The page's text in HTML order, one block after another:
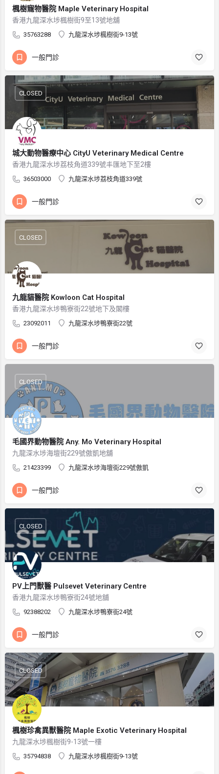
楓樹寵物醫院 Maple Veterinary Hospital
香港九龍深水埗楓樹街9至13號地舖
35763288 九龍深水埗楓樹街9-13號
一般門診
城大動物醫療中心 CityU Veterinary Medical Centre
香港九龍深水埗荔枝角道339號丰匯地下至2樓
36503000 九龍深水埗荔枝角道339號
CLOSED
一般門診
九龍貓醫院 Kowloon Cat Hospital
香港九龍深水埗鴨寮街22號地下及閣樓
23092011 九龍深水埗鴨寮街22號
CLOSED
一般門診
毛國界動物醫院 Any. Mo Veterinary Hospital
九龍深水埗海壇街229號傲凱地舖
21423399 九龍深水埗海壇街229號傲凱
CLOSED
一般門診
PV上門獸醫 Pulsevet Veterinary Centre
香港九龍深水埗鴨寮街24號地舖
92388202 九龍深水埗鴨寮街24號
CLOSED
一般門診
楓樹珍禽異獸醫院 Maple Exotic Veterinary Hospital
九龍深水埗楓樹街9-13號一樓
35794838 九龍深水埗楓樹街9-13號
CLOSED